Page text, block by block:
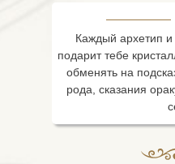
Каждый архетип
подарит тебе
обменять на
рода, сказания